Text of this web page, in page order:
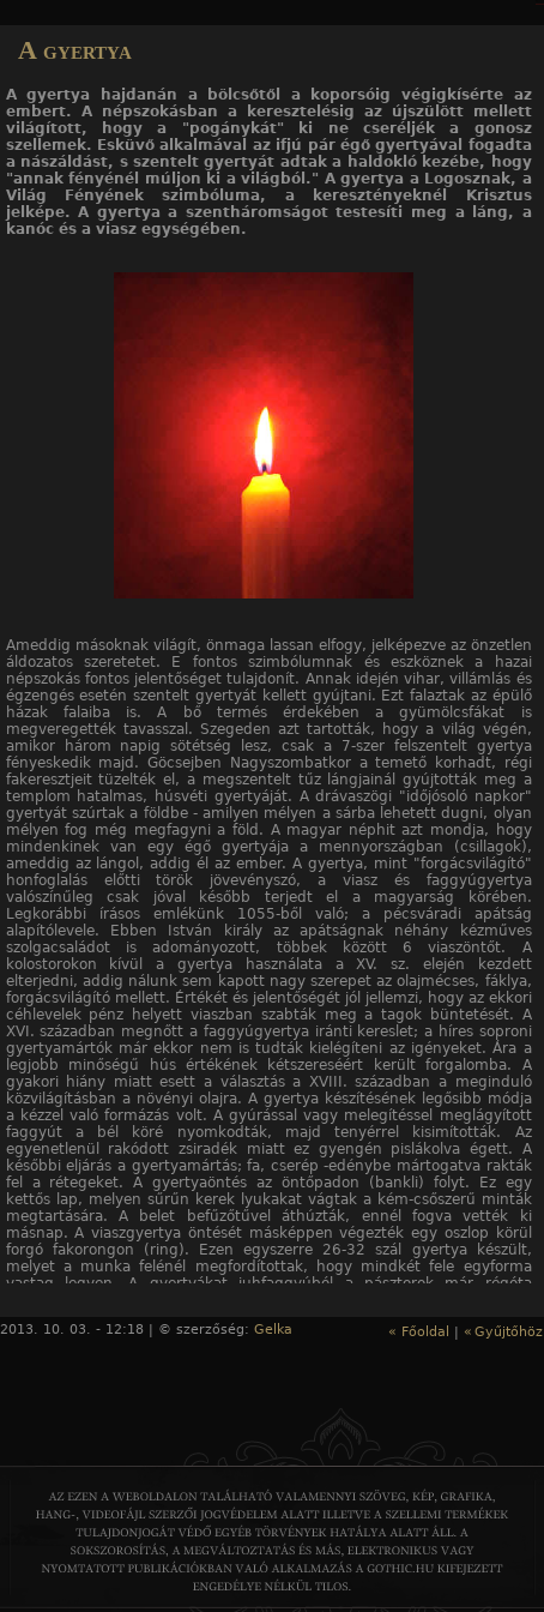
A gyertya
A gyertya hajdanán a bölcsőtől a koporsóig végigkísérte az
embert. A népszokásban a keresztelésig az újszülött mellett
világított, hogy a "pogánykát" ki ne cseréljék a gonosz
szellemek. Esküvő alkalmával az ifjú pár égő gyertyával fogadta
a nászáldást, s szentelt gyertyát adtak a haldokló kezébe, hogy
"annak fényénél múljon ki a világból." A gyertya a Logosznak, a
Világ Fényének szimbóluma, a keresztényeknél Krisztus
jelképe. A gyertya a szentháromságot testesíti meg a láng, a
kanóc és a viasz egységében.
Ameddig másoknak világít, önmaga lassan elfogy, jelképezve az önzetlen
áldozatos szeretetet. E fontos szimbólumnak és eszköznek a hazai
népszokás fontos jelentőséget tulajdonít. Annak idején vihar, villámlás és
égzengés esetén szentelt gyertyát kellett gyújtani. Ezt falaztak az épülő
házak falaiba is. A bő termés érdekében a gyümölcsfákat is
megveregették tavasszal. Szegeden azt tartották, hogy a világ végén,
amikor három napig sötétség lesz, csak a 7-szer felszentelt gyertya
fényeskedik majd. Göcsejben Nagyszombatkor a temető korhadt, régi
fakeresztjeit tüzelték el, a megszentelt tűz lángjainál gyújtották meg a
templom hatalmas, húsvéti gyertyáját. A drávaszögi "időjósoló napkor"
gyertyát szúrtak a földbe - amilyen mélyen a sárba lehetett dugni, olyan
mélyen fog még megfagyni a föld. A magyar néphit azt mondja, hogy
mindenkinek van egy égő gyertyája a mennyországban (csillagok),
ameddig az lángol, addig él az ember. A gyertya, mint "forgácsvilágító"
honfoglalás előtti török jövevényszó, a viasz és faggyúgyertya
valószínűleg csak jóval később terjedt el a magyarság körében.
Legkorábbi írásos emlékünk 1055-ből való; a pécsváradi apátság
alapítólevele. Ebben István király az apátságnak néhány kézműves
szolgacsaládot is adományozott, többek között 6 viaszöntőt. A
kolostorokon kívül a gyertya használata a XV. sz. elején kezdett
elterjedni, addig nálunk sem kapott nagy szerepet az olajmécses, fáklya,
forgácsvilágító mellett. Értékét és jelentőségét jól jellemzi, hogy az ekkori
céhlevelek pénz helyett viaszban szabták meg a tagok büntetését. A
XVI. században megnőtt a faggyúgyertya iránti kereslet; a híres soproni
gyertyamártók már ekkor nem is tudták kielégíteni az igényeket. Ára a
legjobb minőségű hús értékének kétszereséért került forgalomba. A
gyakori hiány miatt esett a választás a XVIII. században a meginduló
közvilágításban a növényi olajra. A gyertya készítésének legősibb módja
a kézzel való formázás volt. A gyúrással vagy melegítéssel meglágyított
faggyút a bél köré nyomkodták, majd tenyérrel kisimították. Az
egyenetlenül rakódott zsiradék miatt ez gyengén pislákolva égett. A
későbbi eljárás a gyertyamártás; fa, cserép -edénybe mártogatva rakták
fel a rétegeket. A gyertyaöntés az öntőpadon (bankli) folyt. Ez egy
kettős lap, melyen sűrűn kerek lyukakat vágtak a kém-csőszerű minták
megtartására. A belet befűzőtűvel áthúzták, ennél fogva vették ki
másnap. A viaszgyertya öntését másképpen végezték egy oszlop körül
forgó fakorongon (ring). Ezen egyszerre 26-32 szál gyertya készült,
melyet a munka felénél megfordítottak, hogy mindkét fele egyforma
vastag legyen. A gyertyákat juhfaggyúból a pásztorok már régóta
öntötték. A XIX. század elején népszerűvé vált az otthoni
A hozzászóláshozregisztrációésbejelentkezésszükséges!
2013. 10. 03. - 12:18 | © szerzőség: Gelka « Főoldal | « Gyűjtőhöz